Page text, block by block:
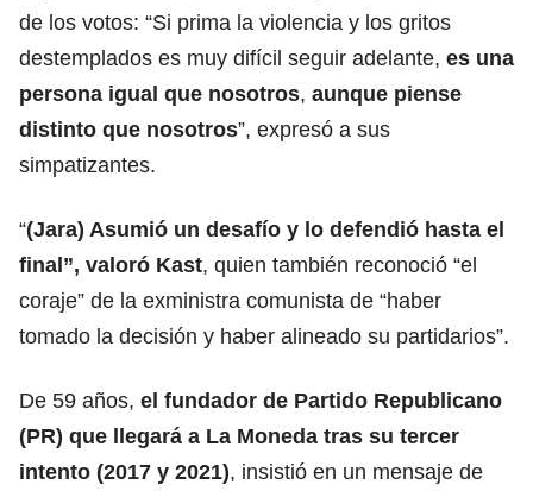
de los votos: “Si prima la violencia y los gritos
destemplados es muy difícil seguir adelante, es una
persona igual que nosotros, aunque piense
distinto que nosotros”, expresó a sus
simpatizantes.
“(Jara) Asumió un desafío y lo defendió hasta el
final”, valoró Kast, quien también reconoció “el
coraje” de la exministra comunista de “haber
tomado la decisión y haber alineado su partidarios”.
De 59 años, el fundador de Partido Republicano
(PR) que llegará a La Moneda tras su tercer
intento (2017 y 2021), insistió en un mensaje de